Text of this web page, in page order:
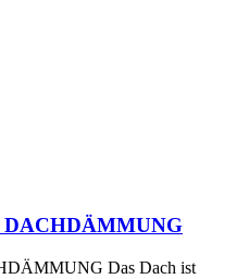
Das Dach ist